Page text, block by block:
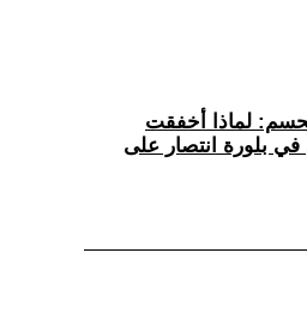
لماذا أخفقت
في بلورة انتصار على